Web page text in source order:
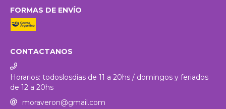
FORMAS DE ENVÍO
CONTACTANOS
Horarios: todoslosdias de 11 a 20hs / domingos y feriados
de 12 a 20hs
moraveron@gmail.com